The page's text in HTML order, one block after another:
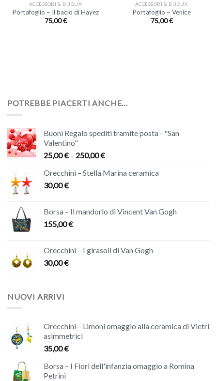
ACCESSORI & BIJOUX
Portafoglio – Il bacio di Hayez
75,00€
ACCESSORI & BIJOUX
Portafoglio – Venice
75,00€
POTREBBE PIACERTI ANCHE…
Buoni Regalo spediti tramite posta - "San
Valentino"
25,00€ – 250,00€
Orecchini – Stella Marina ceramica
30,00€
Borsa – Il mandorlo di Vincent Van Gogh
155,00€
Orecchini – I girasoli di Van Gogh
30,00€
NUOVI ARRIVI
Orecchini – Limoni omaggio alla ceramica di Vietri
asimmetrici
35,00€
Borsa – I Fiori dell'infanzia omaggio a Romina
Petrini